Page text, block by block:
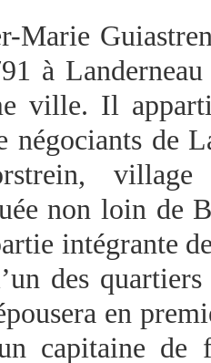
Marie
à
ville. Il
négociants de
non loin de
intégrante
des
en
capitaine de